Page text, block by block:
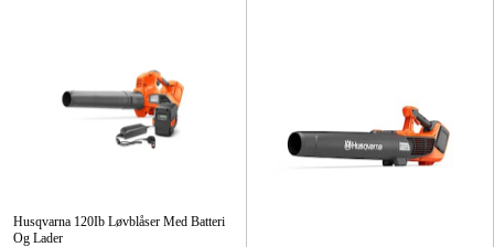
Husqvarna 120Ib Løvblåser Med Batteri
Og Lader